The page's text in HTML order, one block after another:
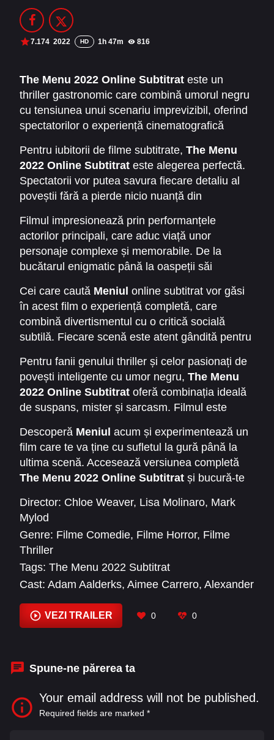
Filme Online 2014
Filme Online 2012 Filme Online 2011
DMCA
SERIALE ONLINE
TERMENI ȘI CONDIȚII
7.174 2022 HD 1h 47m 816
The Menu 2022 Online Subtitrat este un
thriller gastronomic care combină umorul negru
cu tensiunea unui scenariu imprevizibil, oferind
spectatorilor o experiență cinematografică
grup de invitați privilegiați care participă la o
cină exclusivistă într-un restaurant de lux de pe
o insulă izolată. Pe măsură ce serile culinare
progresează, evenimentele iau o turnură
neașteptată, iar fiecare fel de mâncare servește
drept vehicul pentru revelații întunecate și critici
sociale subtile.
Pentru iubitorii de filme subtitrate, The Menu
2022 Online Subtitrat este alegerea perfectă.
Spectatorii vor putea savura fiecare detaliu al
poveștii fără a pierde nicio nuanță din
reușit să creeze un echilibru între momentele de
suspans și cele de satiră, explorând în același
timp tematici precum elitismul, puterea și
consecințele excesului.
Filmul impresionează prin performanțele
actorilor principali, care aduc viață unor
personaje complexe și memorabile. De la
bucătarul enigmatic până la oaspeții săi
atenție pentru a amplifica tensiunea și a
menține publicul în suspans. În plus,
cinematografia filmului și decorurile elegante
contribuie la atmosfera sofisticată și în același
timp înfricoșătoare a cinei.
Cei care caută Meniul online subtitrat vor găsi
în acest film o experiență completă, care
combină divertismentul cu o critică socială
subtilă. Fiecare scenă este atent gândită pentru
finalul neașteptat va lăsa spectatorii cu impresia
unei povești bine închegate, cu multiple niveluri
de interpretare.
Pentru fanii genului thriller și celor pasionați de
povești inteligente cu umor negru, The Menu
2022 Online Subtitrat oferă combinația ideală
de suspans, mister și sarcasm. Filmul este
familie, oferind discuții interesante și
perspective diferite asupra naturii umane și a
obiceiurilor sociale.
Descoperă Meniul acum și experimentează un
film care te va ține cu sufletul la gură până la
ultima scenă. Accesează versiunea completă
The Menu 2022 Online Subtitrat și bucură-te
ratată!
Director: Chloe Weaver, Lisa Molinaro, Mark
Mylod
Genre: Filme Comedie, Filme Horror, Filme
Thriller
Tags: The Menu 2022 Subtitrat
Cast: Adam Aalderks, Aimee Carrero, Alexander
Brandon Herron, Christina Brucato
Cristian
Gonzalez, Elbert Kim
VEZI TRAILER 0 0
Spune-ne părerea ta
Your email address will not be published.
Required fields are marked *